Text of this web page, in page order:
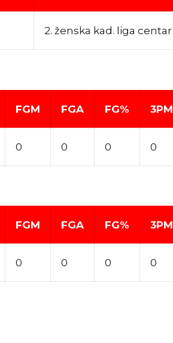
2. ženska kad. liga centar
FGM FGA FG% 3PM
0 0 0 0
FGM FGA FG% 3PM
0 0 0 0